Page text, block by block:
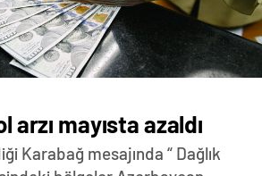
mayısta azaldı
Karabağ mesajında “ Dağlık